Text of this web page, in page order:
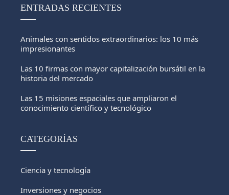
ENTRADAS RECIENTES
Animales con sentidos extraordinarios: los 10 más
impresionantes
Las 10 firmas con mayor capitalización bursátil en la
historia del mercado
Las 15 misiones espaciales que ampliaron el
conocimiento científico y tecnológico
CATEGORÍAS
Ciencia y tecnología
Inversiones y negocios